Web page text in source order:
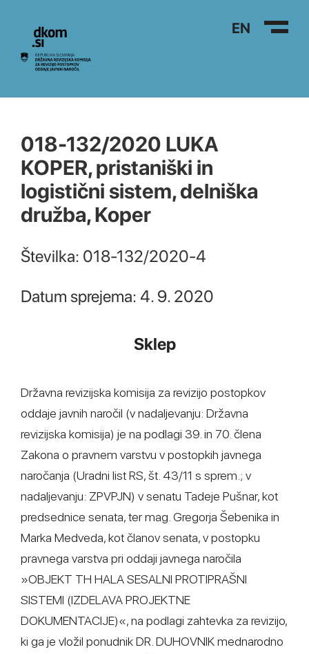
Na vsebino EN
018-132/2020 LUKA
KOPER, pristaniški in
logistični sistem, delniška
družba, Koper
Številka: 018-132/2020-4
Datum sprejema: 4. 9. 2020
Sklep
Državna revizijska komisija za revizijo postopkov
oddaje javnih naročil (v nadaljevanju: Državna
revizijska komisija) je na podlagi 39. in 70. člena
Zakona o pravnem varstvu v postopkih javnega
naročanja (Uradni list RS, št. 43/11 s sprem.; v
nadaljevanju: ZPVPJN) v senatu Tadeje Pušnar, kot
predsednice senata, ter mag. Gregorja Šebenika in
Marka Medveda, kot članov senata, v postopku
pravnega varstva pri oddaji javnega naročila
»OBJEKT TH HALA SESALNI PROTIPRAŠNI
SISTEMI (IZDELAVA PROJEKTNE
DOKUMENTACIJE)«, na podlagi zahtevka za revizijo,
ki ga je vložil ponudnik DR. DUHOVNIK mednarodno